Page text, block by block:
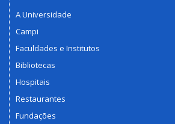
A Universidade
Campi
Faculdades e Institutos
Bibliotecas
Hospitais
Restaurantes
Fundações